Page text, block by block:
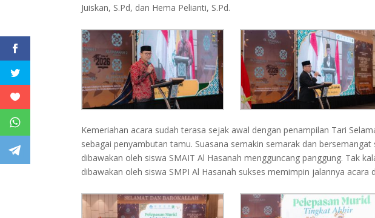
Juiskan, S.Pd, dan Hema Pelianti, S.Pd.
Kemeriahan acara sudah terasa sejak awal dengan penampilan Tari
sebagai penyambutan tamu. Suasana semakin semarak dan
dibawakan oleh siswa SMAIT Al Hasanah mengguncang panggung. Tak
dibawakan oleh siswa SMPI Al Hasanah sukses memimpin jalannya acara